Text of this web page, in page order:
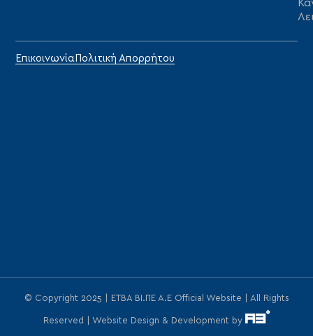
Επικοινωνία Πολιτική Απορρήτου
© Copyright 2025 | ΕΤΒΑ ΒΙ.ΠΕ Α.Ε Official Website | All Rights
Reserved | Website Design & Development by